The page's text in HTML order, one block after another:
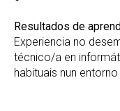
Resultados de
Experiencia no
técnico/a en
habituais nun